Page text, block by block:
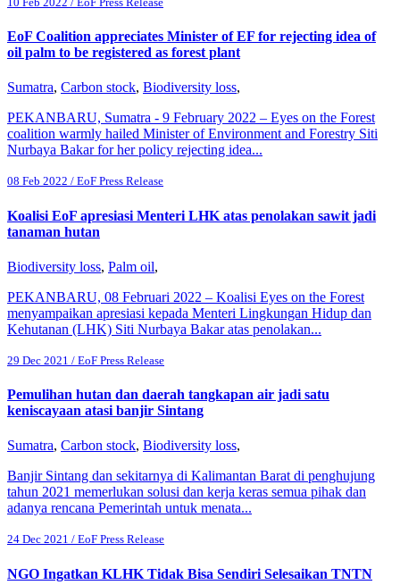
EoF Coalition appreciates Minister of EF for rejecting idea of
oil palm to be registered as forest plant
Sumatra, Carbon stock, Biodiversity loss,
PEKANBARU, Sumatra - 9 February 2022 – Eyes on the Forest
coalition warmly hailed Minister of Environment and Forestry Siti
Nurbaya Bakar for her policy rejecting idea...
08 Feb 2022 / EoF Press Release
Koalisi EoF apresiasi Menteri LHK atas penolakan sawit jadi
tanaman hutan
Biodiversity loss, Palm oil,
PEKANBARU, 08 Februari 2022 – Koalisi Eyes on the Forest
menyampaikan apresiasi kepada Menteri Lingkungan Hidup dan
Kehutanan (LHK) Siti Nurbaya Bakar atas penolakan...
29 Dec 2021 / EoF Press Release
Pemulihan hutan dan daerah tangkapan air jadi satu
keniscayaan atasi banjir Sintang
Sumatra, Carbon stock, Biodiversity loss,
Banjir Sintang dan sekitarnya di Kalimantan Barat di penghujung
tahun 2021 memerlukan solusi dan kerja keras semua pihak dan
adanya rencana Pemerintah untuk menata...
24 Dec 2021 / EoF Press Release
NGO Ingatkan KLHK Tidak Bisa Sendiri Selesaikan TNTN